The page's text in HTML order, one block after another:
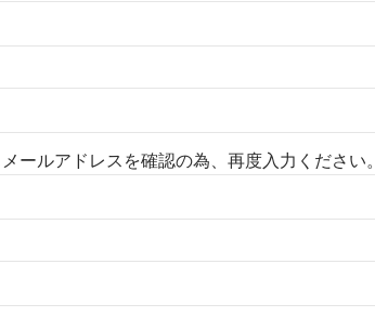
ールアドレスを確認の為、再度入力ください。